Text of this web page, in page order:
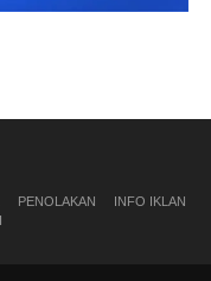
PENOLAKAN
INFO IKLAN